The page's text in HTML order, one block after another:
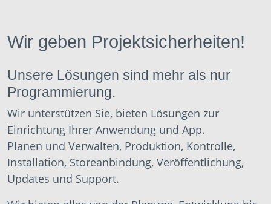
Wir geben Projektsicherheiten!
Unsere Lösungen sind mehr als nur
Programmierung.
Wir unterstützen Sie, bieten Lösungen zur
Einrichtung Ihrer Anwendung und App.
Planen und Verwalten, Produktion, Kontrolle,
Installation, Storeanbindung, Veröffentlichung,
Updates und Support.